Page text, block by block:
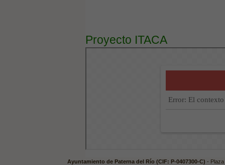
Proyecto ITACA
Ayuntamiento de Paterna del Río (CIF: P-0407300-C) -